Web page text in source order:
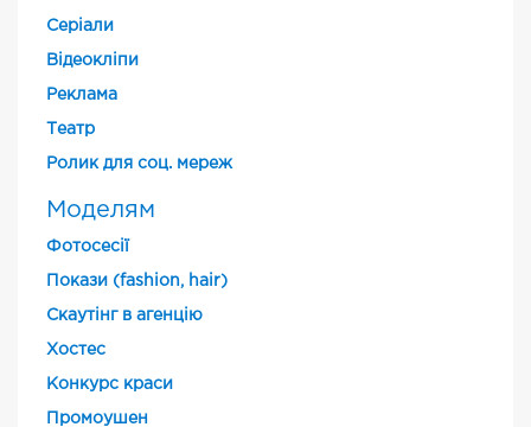
Cеріали
Відеокліпи
Реклама
Театр
Ролик для соц. мереж
Моделям
Фотосесії
Покази (fashion, hair)
Скаутінг в агенцію
Хостес
Конкурс краси
Промоушен